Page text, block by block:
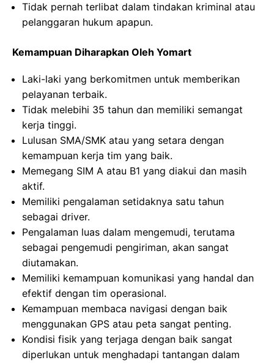
Tidak pernah terlibat dalam tindakan kriminal atau
pelanggaran hukum apapun.
Kemampuan Diharapkan Oleh Yomart
Laki-laki yang berkomitmen untuk memberikan
pelayanan terbaik.
Tidak melebihi 35 tahun dan memiliki semangat
kerja tinggi.
Lulusan SMA/SMK atau yang setara dengan
kemampuan kerja tim yang baik.
Memegang SIM A atau B1 yang diakui dan masih
aktif.
Memiliki pengalaman setidaknya satu tahun
sebagai driver.
Pengalaman luas dalam mengemudi, terutama
sebagai pengemudi pengiriman, akan sangat
diutamakan.
Memiliki kemampuan komunikasi yang handal dan
efektif dengan tim operasional.
Kemampuan membaca navigasi dengan baik
menggunakan GPS atau peta sangat penting.
Kondisi fisik yang terjaga dengan baik sangat
diperlukan untuk menghadapi tantangan dalam